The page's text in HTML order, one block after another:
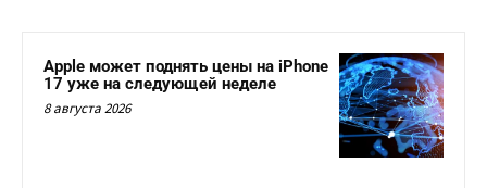
Apple может поднять цены на iPhone
17 уже на следующей неделе
8 августа 2026